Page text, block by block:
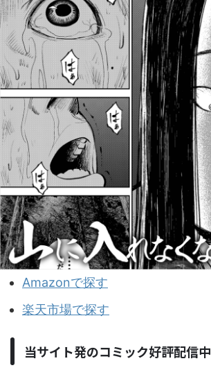
Amazonで探す
楽天市場で探す
当サイト発のコミック好評配信中